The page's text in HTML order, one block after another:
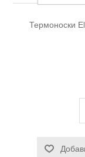
Термоноски